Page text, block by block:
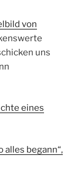
von
uns
eines
alles begann“,